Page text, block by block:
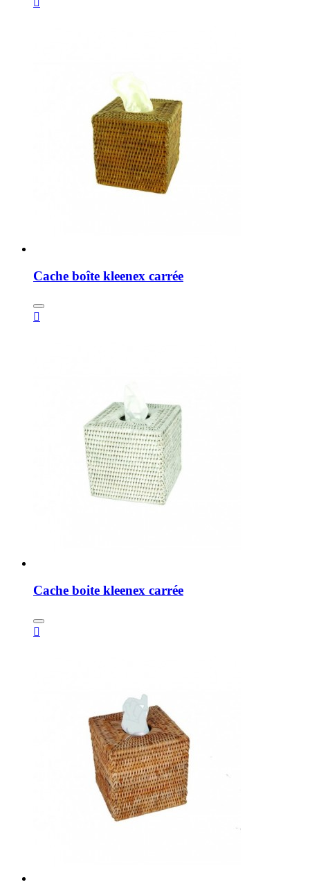
Cache boîte kleenex carrée

Cache boite kleenex carrée
